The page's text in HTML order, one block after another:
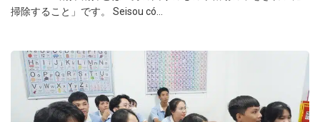
掃除すること」です。 Seisou có...